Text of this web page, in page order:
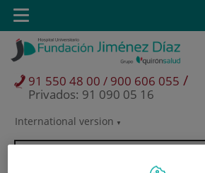
Saltar al contenido
Saltar
contenido
SelectorInternational version
91 550 48 00 / 900 606 055 /
Privados: 91 090 05 16
Toggle
navigation